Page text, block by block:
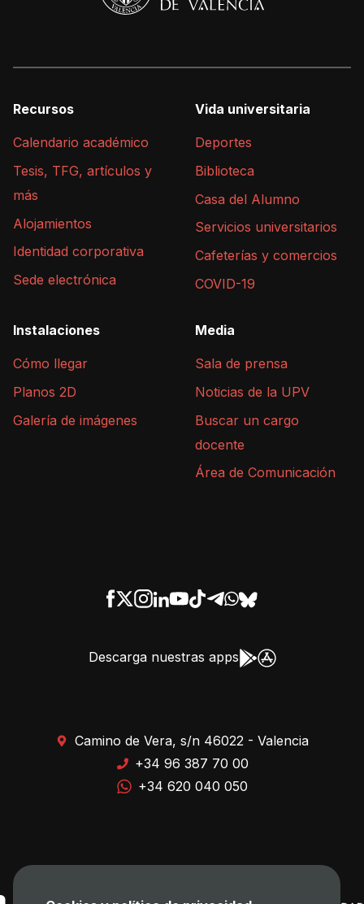
Recursos
Calendario académico
Tesis, TFG, artículos y
más
Alojamientos
Identidad corporativa
Sede electrónica
Vida universitaria
Deportes
Biblioteca
Casa del Alumno
Servicios universitarios
Cafeterías y comercios
COVID-19
Instalaciones
Cómo llegar
Planos 2D
Galería de imágenes
Media
Sala de prensa
Noticias de la UPV
Buscar un cargo
docente
Área de Comunicación
Descarga nuestras apps
Camino de Vera, s/n 46022 - Valencia
+34 96 387 70 00
+34 620 040 050